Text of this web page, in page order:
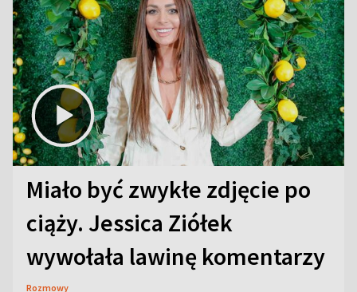
Miało być zwykłe zdjęcie po
ciąży. Jessica Ziółek
wywołała lawinę komentarzy
Rozmowy